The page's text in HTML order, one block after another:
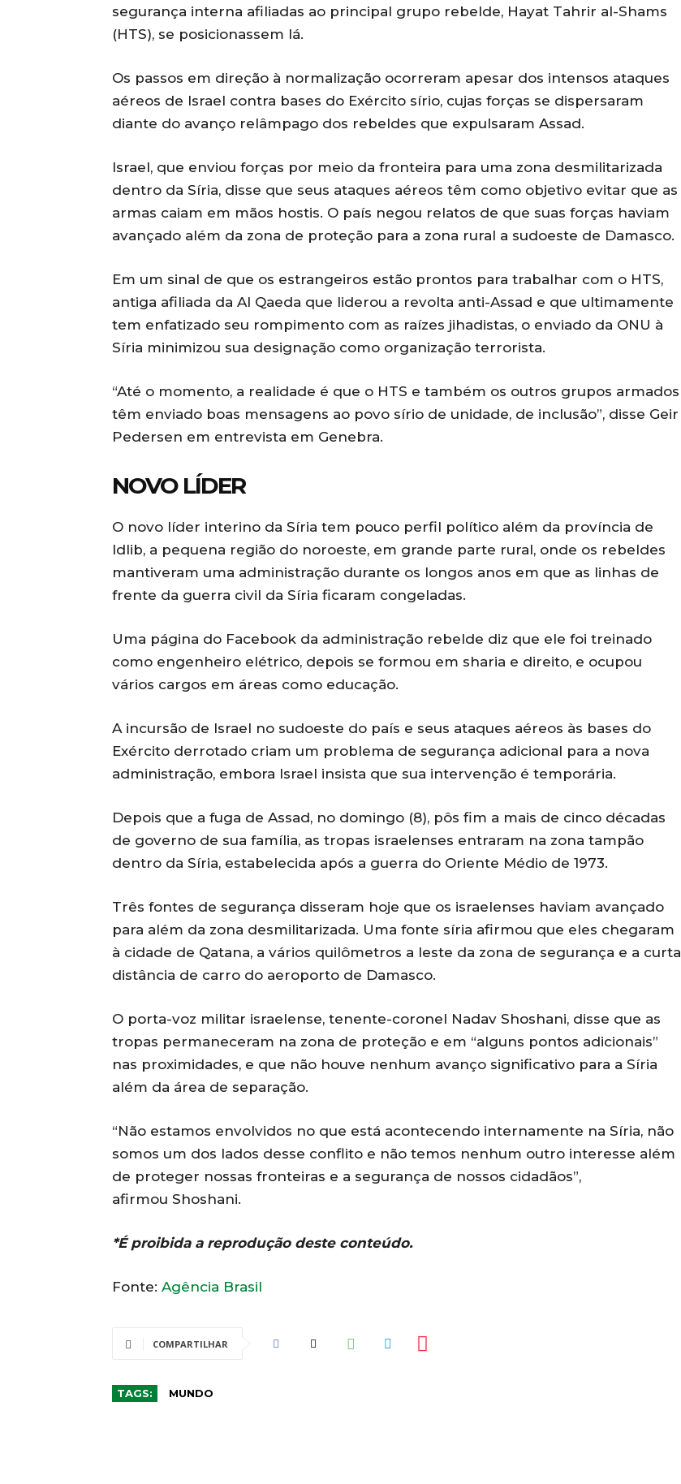
segurança interna afiliadas ao principal grupo rebelde, Hayat Tahrir al-Shams
(HTS), se posicionassem lá.
Os passos em direção à normalização ocorreram apesar dos intensos ataques
aéreos de Israel contra bases do Exército sírio, cujas forças se dispersaram
diante do avanço relâmpago dos rebeldes que expulsaram Assad.
Israel, que enviou forças por meio da fronteira para uma zona desmilitarizada
dentro da Síria, disse que seus ataques aéreos têm como objetivo evitar que as
armas caiam em mãos hostis. O país negou relatos de que suas forças haviam
avançado além da zona de proteção para a zona rural a sudoeste de Damasco.
Em um sinal de que os estrangeiros estão prontos para trabalhar com o HTS,
antiga afiliada da Al Qaeda que liderou a revolta anti-Assad e que ultimamente
tem enfatizado seu rompimento com as raízes jihadistas, o enviado da ONU à
Síria minimizou sua designação como organização terrorista.
“Até o momento, a realidade é que o HTS e também os outros grupos armados
têm enviado boas mensagens ao povo sírio de unidade, de inclusão”, disse Geir
Pedersen em entrevista em Genebra.
NOVO LÍDER
O novo líder interino da Síria tem pouco perfil político além da província de
Idlib, a pequena região do noroeste, em grande parte rural, onde os rebeldes
mantiveram uma administração durante os longos anos em que as linhas de
frente da guerra civil da Síria ficaram congeladas.
Uma página do Facebook da administração rebelde diz que ele foi treinado
como engenheiro elétrico, depois se formou em sharia e direito, e ocupou
vários cargos em áreas como educação.
A incursão de Israel no sudoeste do país e seus ataques aéreos às bases do
Exército derrotado criam um problema de segurança adicional para a nova
administração, embora Israel insista que sua intervenção é temporária.
Depois que a fuga de Assad, no domingo (8), pôs fim a mais de cinco décadas
de governo de sua família, as tropas israelenses entraram na zona tampão
dentro da Síria, estabelecida após a guerra do Oriente Médio de 1973.
Três fontes de segurança disseram hoje que os israelenses haviam avançado
para além da zona desmilitarizada. Uma fonte síria afirmou que eles chegaram
à cidade de Qatana, a vários quilômetros a leste da zona de segurança e a curta
distância de carro do aeroporto de Damasco.
O porta-voz militar israelense, tenente-coronel Nadav Shoshani, disse que as
tropas permaneceram na zona de proteção e em “alguns pontos adicionais”
nas proximidades, e que não houve nenhum avanço significativo para a Síria
além da área de separação.
“Não estamos envolvidos no que está acontecendo internamente na Síria, não
somos um dos lados desse conflito e não temos nenhum outro interesse além
de proteger nossas fronteiras e a segurança de nossos cidadãos”,
afirmou Shoshani.
*É proibida a reprodução deste conteúdo.
Fonte: Agência Brasil
COMPARTILHAR
TAGS: MUNDO